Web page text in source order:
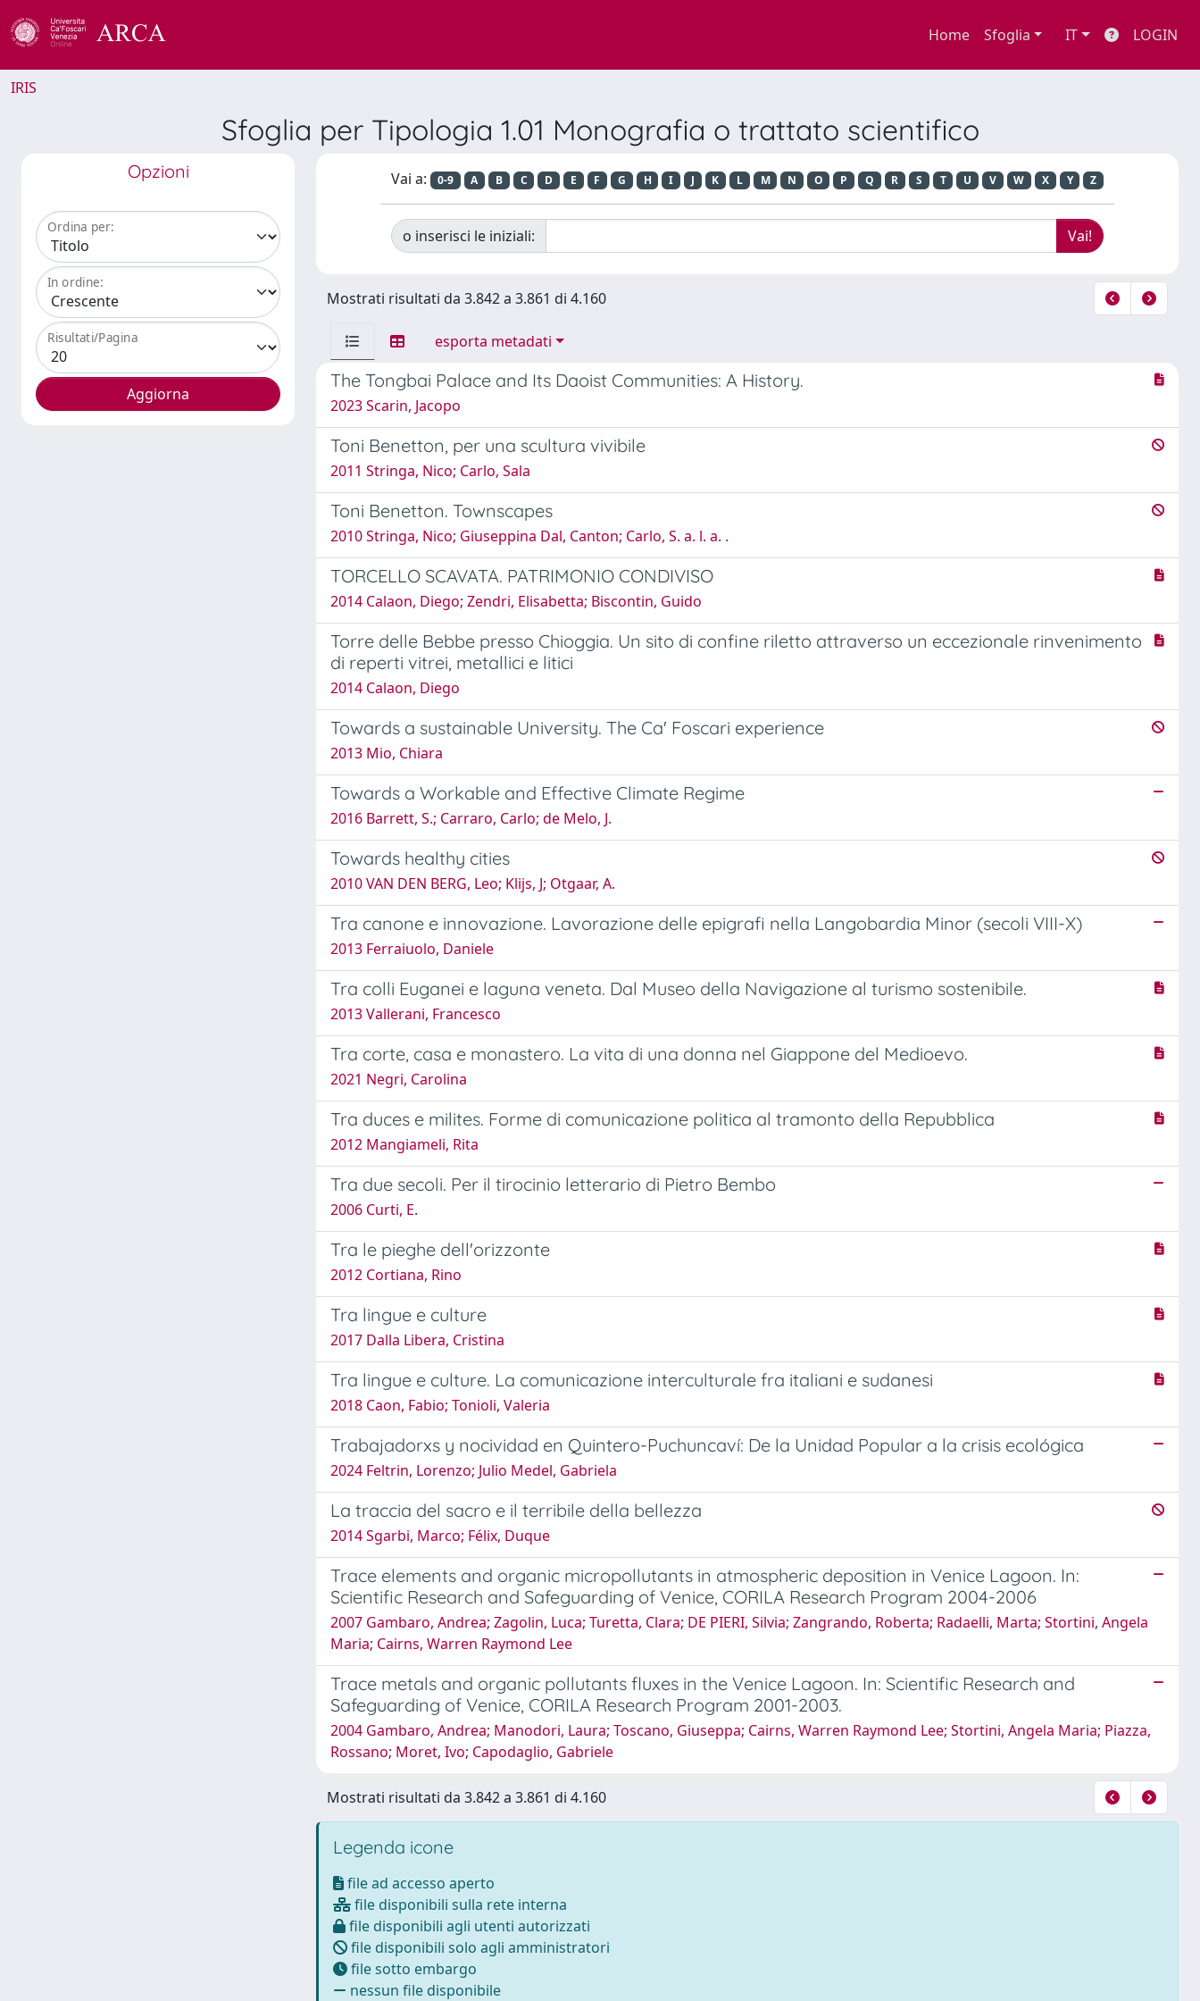
Home Sfoglia IT LOGIN
IRIS
Sfoglia per Tipologia 1.01 Monografia o trattato scientifico
Opzioni
Ordina per:
In ordine:
Risultati/Pagina
Vai a: 0-9 A B C D E F G H I J K L M N O P Q R S T U V W X Y Z
o inserisci le iniziali:
Mostrati risultati da 3.842 a 3.861 di 4.160
esporta metadati
The Tongbai Palace and Its Daoist Communities: A History.
2023 Scarin, Jacopo
Toni Benetton, per una scultura vivibile
2011 Stringa, Nico; Carlo, Sala
Toni Benetton. Townscapes
2010 Stringa, Nico; Giuseppina Dal, Canton; Carlo, S. a. l. a. .
TORCELLO SCAVATA. PATRIMONIO CONDIVISO
2014 Calaon, Diego; Zendri, Elisabetta; Biscontin, Guido
Torre delle Bebbe presso Chioggia. Un sito di confine riletto attraverso un eccezionale rinvenimento
di reperti vitrei, metallici e litici
2014 Calaon, Diego
Towards a sustainable University. The Ca' Foscari experience
2013 Mio, Chiara
Towards a Workable and Effective Climate Regime
2016 Barrett, S.; Carraro, Carlo; de Melo, J.
Towards healthy cities
2010 VAN DEN BERG, Leo; Klijs, J; Otgaar, A.
Tra canone e innovazione. Lavorazione delle epigrafi nella Langobardia Minor (secoli VIII-X)
2013 Ferraiuolo, Daniele
Tra colli Euganei e laguna veneta. Dal Museo della Navigazione al turismo sostenibile.
2013 Vallerani, Francesco
Tra corte, casa e monastero. La vita di una donna nel Giappone del Medioevo.
2021 Negri, Carolina
Tra duces e milites. Forme di comunicazione politica al tramonto della Repubblica
2012 Mangiameli, Rita
Tra due secoli. Per il tirocinio letterario di Pietro Bembo
2006 Curti, E.
Tra le pieghe dell'orizzonte
2012 Cortiana, Rino
Tra lingue e culture
2017 Dalla Libera, Cristina
Tra lingue e culture. La comunicazione interculturale fra italiani e sudanesi
2018 Caon, Fabio; Tonioli, Valeria
Trabajadorxs y nocividad en Quintero-Puchuncaví: De la Unidad Popular a la crisis ecológica
2024 Feltrin, Lorenzo; Julio Medel, Gabriela
La traccia del sacro e il terribile della bellezza
2014 Sgarbi, Marco; Félix, Duque
Trace elements and organic micropollutants in atmospheric deposition in Venice Lagoon. In:
Scientific Research and Safeguarding of Venice, CORILA Research Program 2004-2006
2007 Gambaro, Andrea; Zagolin, Luca; Turetta, Clara; DE PIERI, Silvia; Zangrando, Roberta; Radaelli, Marta; Stortini, Angela
Maria; Cairns, Warren Raymond Lee
Trace metals and organic pollutants fluxes in the Venice Lagoon. In: Scientific Research and
Safeguarding of Venice, CORILA Research Program 2001-2003.
2004 Gambaro, Andrea; Manodori, Laura; Toscano, Giuseppa; Cairns, Warren Raymond Lee; Stortini, Angela Maria; Piazza,
Rossano; Moret, Ivo; Capodaglio, Gabriele
Mostrati risultati da 3.842 a 3.861 di 4.160
Legenda icone
file ad accesso aperto
file disponibili sulla rete interna
file disponibili agli utenti autorizzati
file disponibili solo agli amministratori
file sotto embargo
nessun file disponibile